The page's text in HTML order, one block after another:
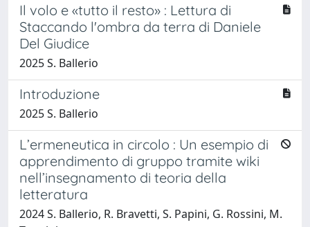
Il volo e «tutto il resto» : Lettura di
Staccando l'ombra da terra di Daniele
Del Giudice
2025 S. Ballerio
Introduzione
2025 S. Ballerio
L’ermeneutica in circolo : Un esempio di
apprendimento di gruppo tramite wiki
nell’insegnamento di teoria della
letteratura
2024 S. Ballerio, R. Bravetti, S. Papini, G. Rossini, M.